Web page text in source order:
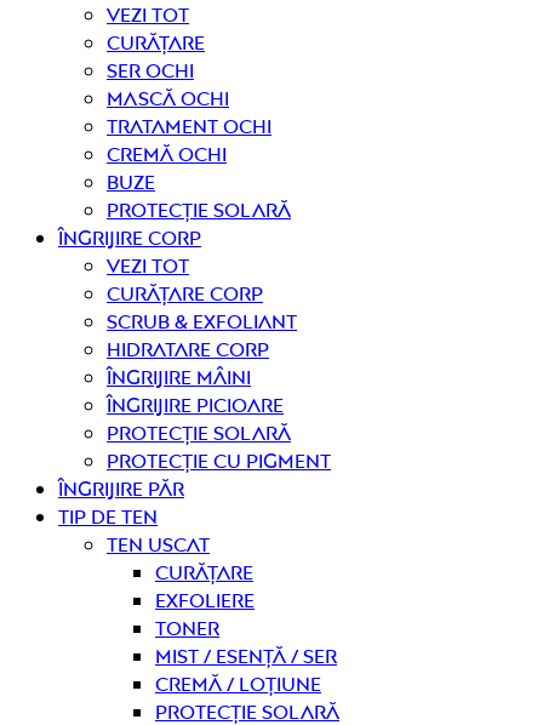
Vezi tot
curățare
Ser ochi
Mască ochi
Tratament ochi
Cremă ochi
Buze
Protecție solară
Îngrijire CORP
Vezi tot
curățare corp
Scrub & exfoliant
Hidratare corp
Îngrijire mâini
Îngrijire picioare
Protecție solară
Protecție cu pigment
Îngrijire PĂR
TIP DE TEN
Ten uscat
curățare
Exfoliere
Toner
Mist / Esență / Ser
Cremă / Loțiune
Protecție solară